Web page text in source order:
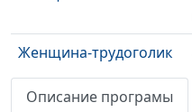
Женщина-трудоголик
Описание програмы